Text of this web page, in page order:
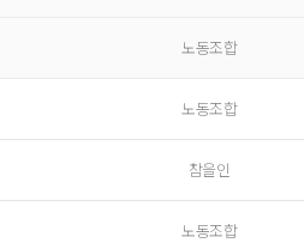
노동조합
노동조합
참을인
노동조합